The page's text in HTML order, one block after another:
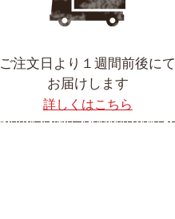
ご注文日より１週間前後にて
お届けします
詳しくはこちら